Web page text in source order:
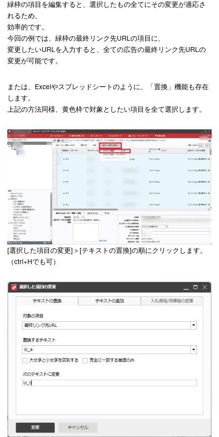
緑枠の項目を編集すると、選択したもの全てにその変更が適応さ
れるため、
効率的です。
今回の例では、緑枠の最終リンク先URLの項目に、
変更したいURLを入力すると、全ての広告の最終リンク先URLの
変更が可能です。
または、Excelやスプレッドシートのように、「置換」機能も存在
します。
上記の方法同様、黄色枠で対象としたい項目を全て選択します。
[選択した項目の変更]＞[テキストの置換]の順にクリックします。
（ctrl+Hでも可）